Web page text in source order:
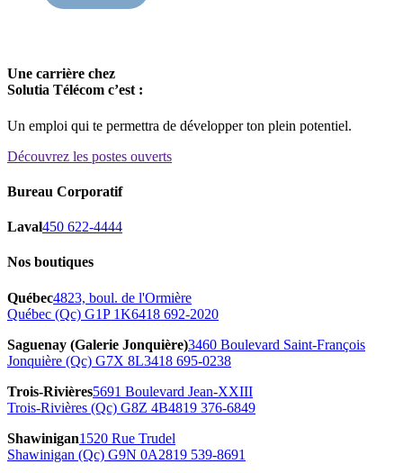
Une carrière chez
Solutia Télécom c’est :
Un emploi qui te permettra de développer ton plein potentiel.
Découvrez les postes ouverts
Bureau Corporatif
Laval450 622-4444
Nos boutiques
Québec4823, boul. de l'Ormière
Québec (Qc) G1P 1K6418 692-2020
Saguenay (Galerie Jonquière)3460 Boulevard Saint‑François
Jonquière (Qc) G7X 8L3418 695-0238
Trois-Rivières5691 Boulevard Jean-XXIII
Trois-Rivières (Qc) G8Z 4B4819 376-6849
Shawinigan1520 Rue Trudel
Shawinigan (Qc) G9N 0A2819 539-8691